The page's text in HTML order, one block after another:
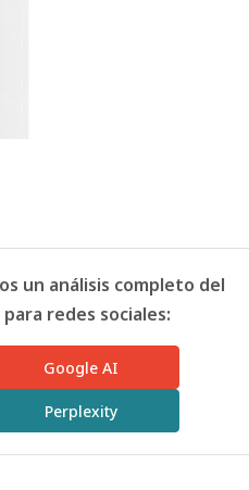
un análisis completo del
redes sociales:
Google AI
Perplexity